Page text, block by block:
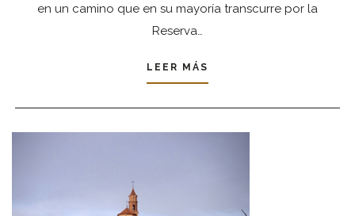
en un camino que en su mayoría transcurre por la
Reserva…
LEER MÁS